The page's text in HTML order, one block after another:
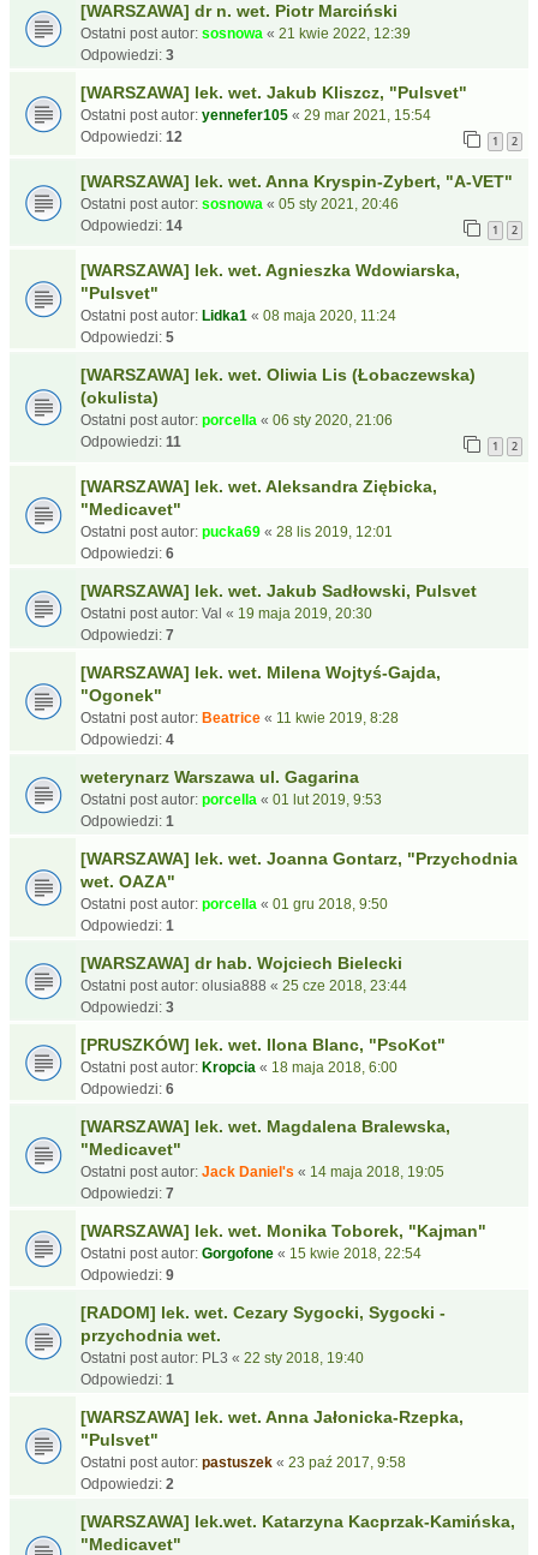
[WARSZAWA] dr n. wet. Piotr Marciński
Ostatni post autor: sosnowa « 21 kwie 2022, 12:39
Odpowiedzi: 3
[WARSZAWA] lek. wet. Jakub Kliszcz, "Pulsvet"
Ostatni post autor: yennefer105 « 29 mar 2021, 15:54
Odpowiedzi: 12 1 2
[WARSZAWA] lek. wet. Anna Kryspin-Zybert, "A-VET"
Ostatni post autor: sosnowa « 05 sty 2021, 20:46
Odpowiedzi: 14 1 2
[WARSZAWA] lek. wet. Agnieszka Wdowiarska,
"Pulsvet"
Ostatni post autor: Lidka1 « 08 maja 2020, 11:24
Odpowiedzi: 5
[WARSZAWA] lek. wet. Oliwia Lis (Łobaczewska)
(okulista)
Ostatni post autor: porcella « 06 sty 2020, 21:06
Odpowiedzi: 11 1 2
[WARSZAWA] lek. wet. Aleksandra Ziębicka,
"Medicavet"
Ostatni post autor: pucka69 « 28 lis 2019, 12:01
Odpowiedzi: 6
[WARSZAWA] lek. wet. Jakub Sadłowski, Pulsvet
Ostatni post autor: Val « 19 maja 2019, 20:30
Odpowiedzi: 7
[WARSZAWA] lek. wet. Milena Wojtyś-Gajda,
"Ogonek"
Ostatni post autor: Beatrice « 11 kwie 2019, 8:28
Odpowiedzi: 4
weterynarz Warszawa ul. Gagarina
Ostatni post autor: porcella « 01 lut 2019, 9:53
Odpowiedzi: 1
[WARSZAWA] lek. wet. Joanna Gontarz, "Przychodnia
wet. OAZA"
Ostatni post autor: porcella « 01 gru 2018, 9:50
Odpowiedzi: 1
[WARSZAWA] dr hab. Wojciech Bielecki
Ostatni post autor: olusia888 « 25 cze 2018, 23:44
Odpowiedzi: 3
[PRUSZKÓW] lek. wet. Ilona Blanc, "PsoKot"
Ostatni post autor: Kropcia « 18 maja 2018, 6:00
Odpowiedzi: 6
[WARSZAWA] lek. wet. Magdalena Bralewska,
"Medicavet"
Ostatni post autor: Jack Daniel's « 14 maja 2018, 19:05
Odpowiedzi: 7
[WARSZAWA] lek. wet. Monika Toborek, "Kajman"
Ostatni post autor: Gorgofone « 15 kwie 2018, 22:54
Odpowiedzi: 9
[RADOM] lek. wet. Cezary Sygocki, Sygocki -
przychodnia wet.
Ostatni post autor: PL3 « 22 sty 2018, 19:40
Odpowiedzi: 1
[WARSZAWA] lek. wet. Anna Jałonicka-Rzepka,
"Pulsvet"
Ostatni post autor: pastuszek « 23 paź 2017, 9:58
Odpowiedzi: 2
[WARSZAWA] lek.wet. Katarzyna Kacprzak-Kamińska,
"Medicavet"